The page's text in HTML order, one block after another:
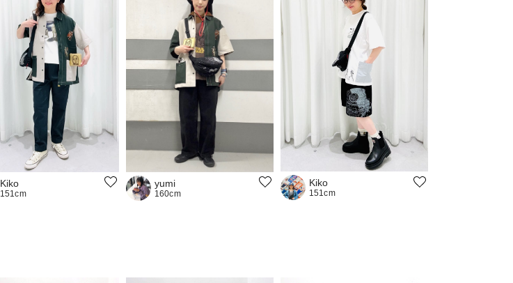
Kiko
151cm
yumi
160cm
Kiko
151cm